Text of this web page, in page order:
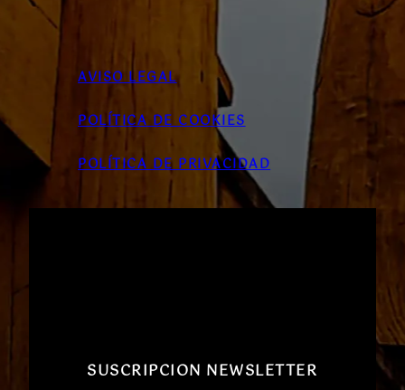
AVISO LEGAL
POLÍTICA DE COOKIES
POLÍTICA DE PRIVACIDAD
SUSCRIPCION NEWSLETTER